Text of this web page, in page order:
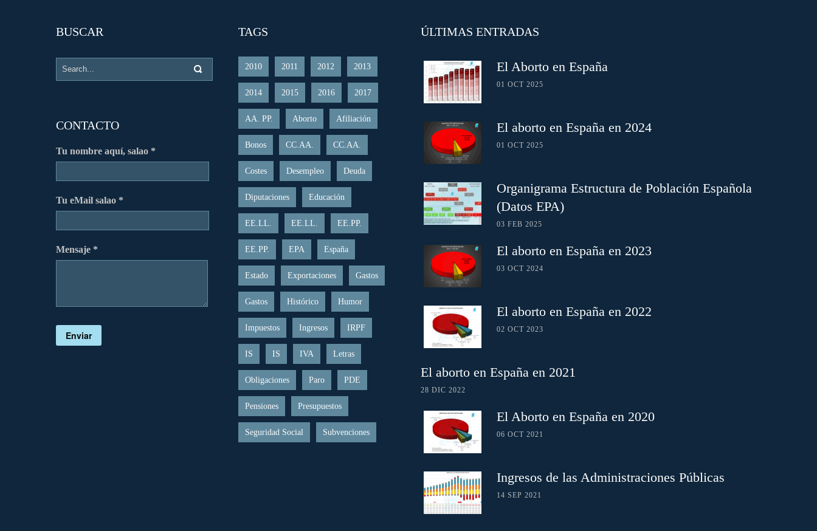
BUSCAR
CONTACTO
Tu nombre aquí, salao *
Tu eMail salao *
Mensaje *
Enviar
TAGS
2010 2011 2012 2013
2014 2015 2016 2017
AA. PP. Aborto Afiliación
Bonos CC.AA. CC.AA.
Costes Desempleo Deuda
Diputaciones Educación
EE.LL. EE.LL. EE.PP.
EE.PP. EPA España
Estado Exportaciones Gastos
Gastos Histórico Humor
Impuestos Ingresos IRPF
IS IS IVA Letras
Obligaciones Paro PDE
Pensiones Presupuestos
Seguridad Social Subvenciones
ÚLTIMAS ENTRADAS
El Aborto en España
01 OCT 2025
El aborto en España en 2024
01 OCT 2025
Organigrama Estructura de Población Española
(Datos EPA)
03 FEB 2025
El aborto en España en 2023
03 OCT 2024
El aborto en España en 2022
02 OCT 2023
El aborto en España en 2021
28 DIC 2022
El Aborto en España en 2020
06 OCT 2021
Ingresos de las Administraciones Públicas
14 SEP 2021